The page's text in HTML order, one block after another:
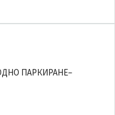
ПАРКИРАНЕ–